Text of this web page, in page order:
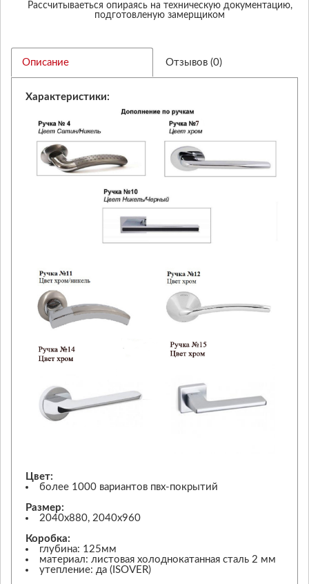
Рассчитываеться опираясь на техническую документацию,
подготовленую замерщиком
Описание Отзывов (0)
Характеристики:
Цвет:
более 1000 вариантов пвх-покрытий
Размер:
2040х880, 2040х960
Коробка:
глубина: 125мм
материал: листовая холоднокатанная сталь 2 мм
утепление: да (ISOVER)